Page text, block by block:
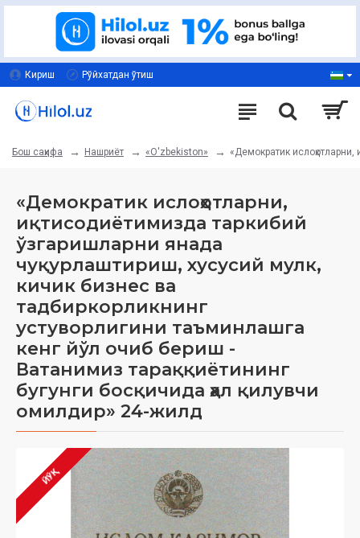
Кириш Рўйхатдан ўтиш
Бош саҳифа Нашриёт «O'zbekiston» «Демократик
«Демократик ислоҳотларни,
иқтисодиётимизда таркибий
ўзгаришларни янада
чуқурлаштириш, хусусий мулк,
кичик бизнес ва
тадбиркорликнинг
устуворлигини таъминлашга
кенг йўл очиб бериш -
Ватанимиз тараққиётининг
бугунги босқичида ҳал қилувчи
омилдир» 24-жилд
ЙЎҚ